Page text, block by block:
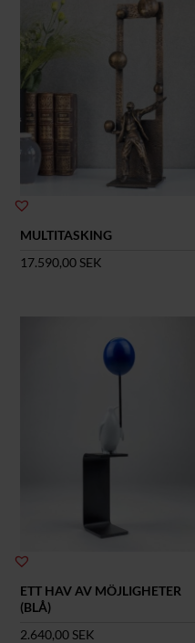
MULTITASKING
17.590,00 SEK
ETT HAV AV MÖJLIGHETER
(BLÅ)
2.640,00 SEK